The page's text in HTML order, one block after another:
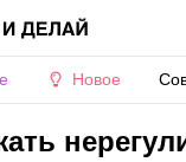
Новое